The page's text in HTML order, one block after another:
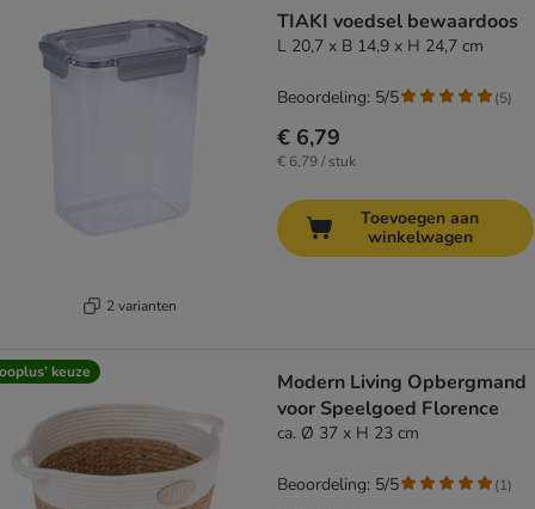
2 varianten
TIAKI voedsel bewaardoos
L 20,7 x B 14,9 x H 24,7 cm
€ 6,79
€ 6,79 / stuk
Beoordeling: 5/5 (5)
Toevoegen aan
winkelwagen
keuze
Modern Living Opbergmand
voor Speelgoed Florence
ca. Ø 37 x H 23 cm
Beoordeling: 5/5 (1)